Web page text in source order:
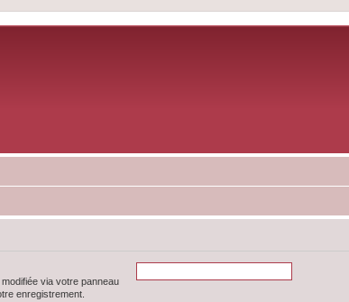
via votre panneau
enregistrement.